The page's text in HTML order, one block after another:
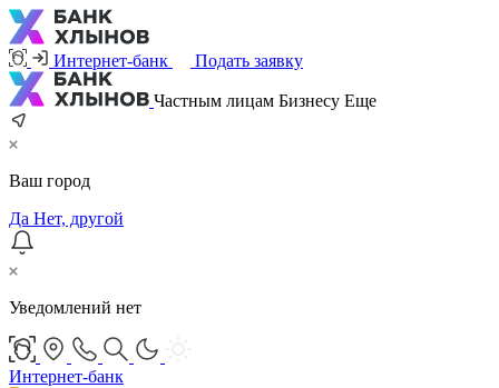
Интернет-банк Подать заявку
Частным лицам Бизнесу Еще
Ваш город
Да Нет, другой
Уведомлений нет
Интернет-банк